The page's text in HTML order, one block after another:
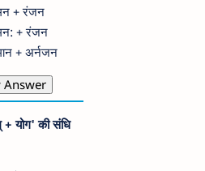
+ रंजन
+ रंजन
+ अर्नजन
Answer
योग' की संधि